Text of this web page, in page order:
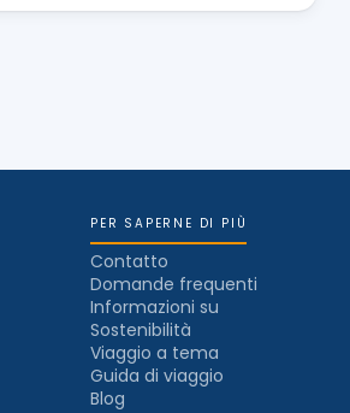
PER SAPERNE DI PIÙ
Contatto
Domande frequenti
Informazioni su
Sostenibilità
Viaggio a tema
Guida di viaggio
Blog